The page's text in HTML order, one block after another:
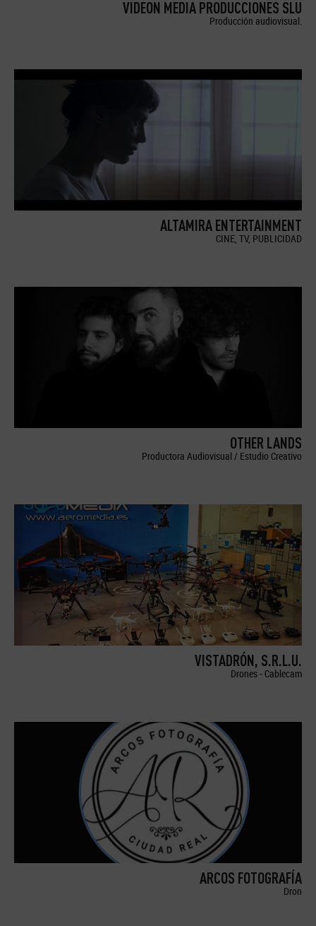
VIDEON MEDIA PRODUCCIONES SLU
Producción audiovisual.
ALTAMIRA ENTERTAINMENT
CINE, TV, PUBLICIDAD
OTHER LANDS
Productora Audiovisual / Estudio Creativo
VISTADRÓN, S.R.L.U.
Drones - Cablecam
ARCOS FOTOGRAFÍA
Dron